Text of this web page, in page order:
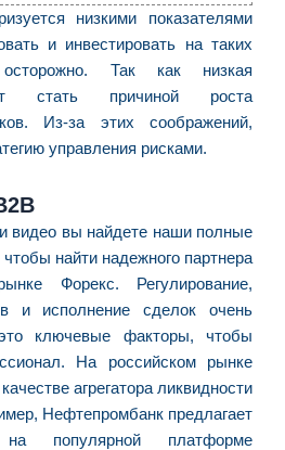
низкими показателями
и инвестировать на таких
Так как низкая
стать причиной роста
Из-за этих соображений,
управления рисками.
видео вы найдете наши полные
найти надежного партнера
Форекс. Регулирование,
и исполнение сделок очень
ключевые факторы, чтобы
На российском рынке
агрегатора ликвидности
Нефтепромбанк предлагает
популярной платформе